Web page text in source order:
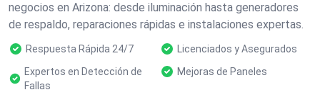
negocios en Arizona: desde iluminación hasta generadores
de respaldo, reparaciones rápidas e instalaciones expertas.
Respuesta Rápida 24/7
Licenciados y Asegurados
Expertos en Detección de
Fallas
Mejoras de Paneles